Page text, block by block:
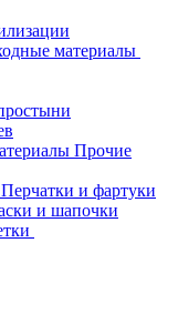
материалы
Прочие
Перчатки и фартуки
и шапочки